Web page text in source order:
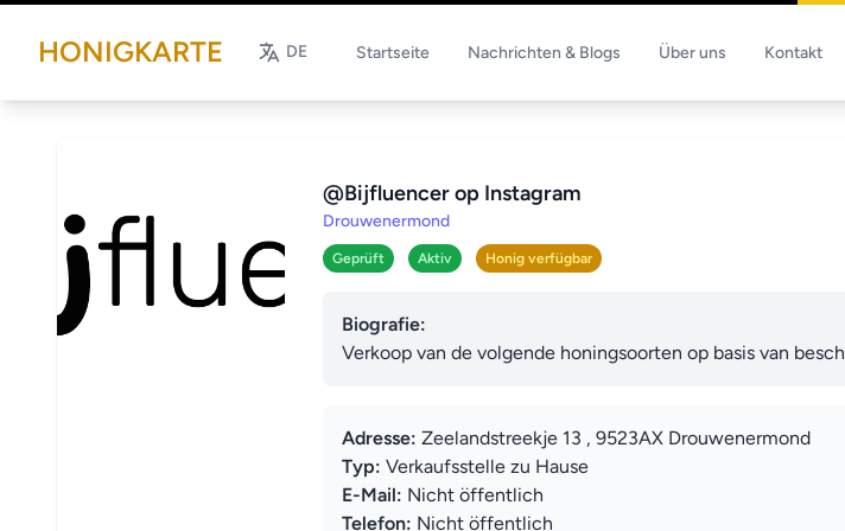
HONIGKARTE DE Startseite Nachrichten & Blogs Über uns Kontakt
@Bijfluencer op Instagram
Drouwenermond
Geprüft Aktiv Honig verfügbar
Biografie:
Verkoop van de volgende honingsoorten op basis van
Adresse: Zeelandstreekje 13 , 9523AX Drouwenermond
Typ: Verkaufsstelle zu Hause
E-Mail: Nicht öffentlich
Telefon: Nicht öffentlich